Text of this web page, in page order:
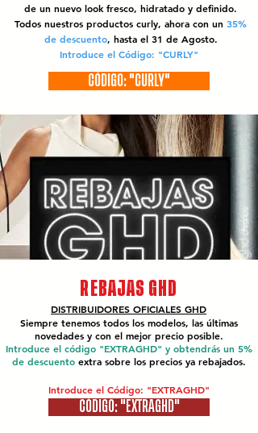
de un nuevo look fresco, hidratado y definido.
Todos nuestros productos curly, ahora con un 35%
de descuento, hasta el 31 de Agosto.
Introduce el Código: "CURLY"
CÓDIGO: "CURLY"
REBAJAS GHD
DISTRIBUIDORES OFICIALES GHD
Siempre tenemos todos los modelos, las últimas
novedades y con el mejor precio posible.
Introduce el código "EXTRAGHD" y obtendrás un 5%
de descuento extra sobre los precios ya rebajados.
Introduce el Código: "EXTRAGHD"
CÓDIGO: "EXTRAGHD"